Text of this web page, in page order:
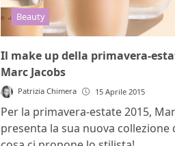
Beauty
Il make up della primavera-
Marc Jacobs
Patrizia Chimera 15 Aprile 2015
Per la primavera-estate 2015,
presenta la sua nuova collezione